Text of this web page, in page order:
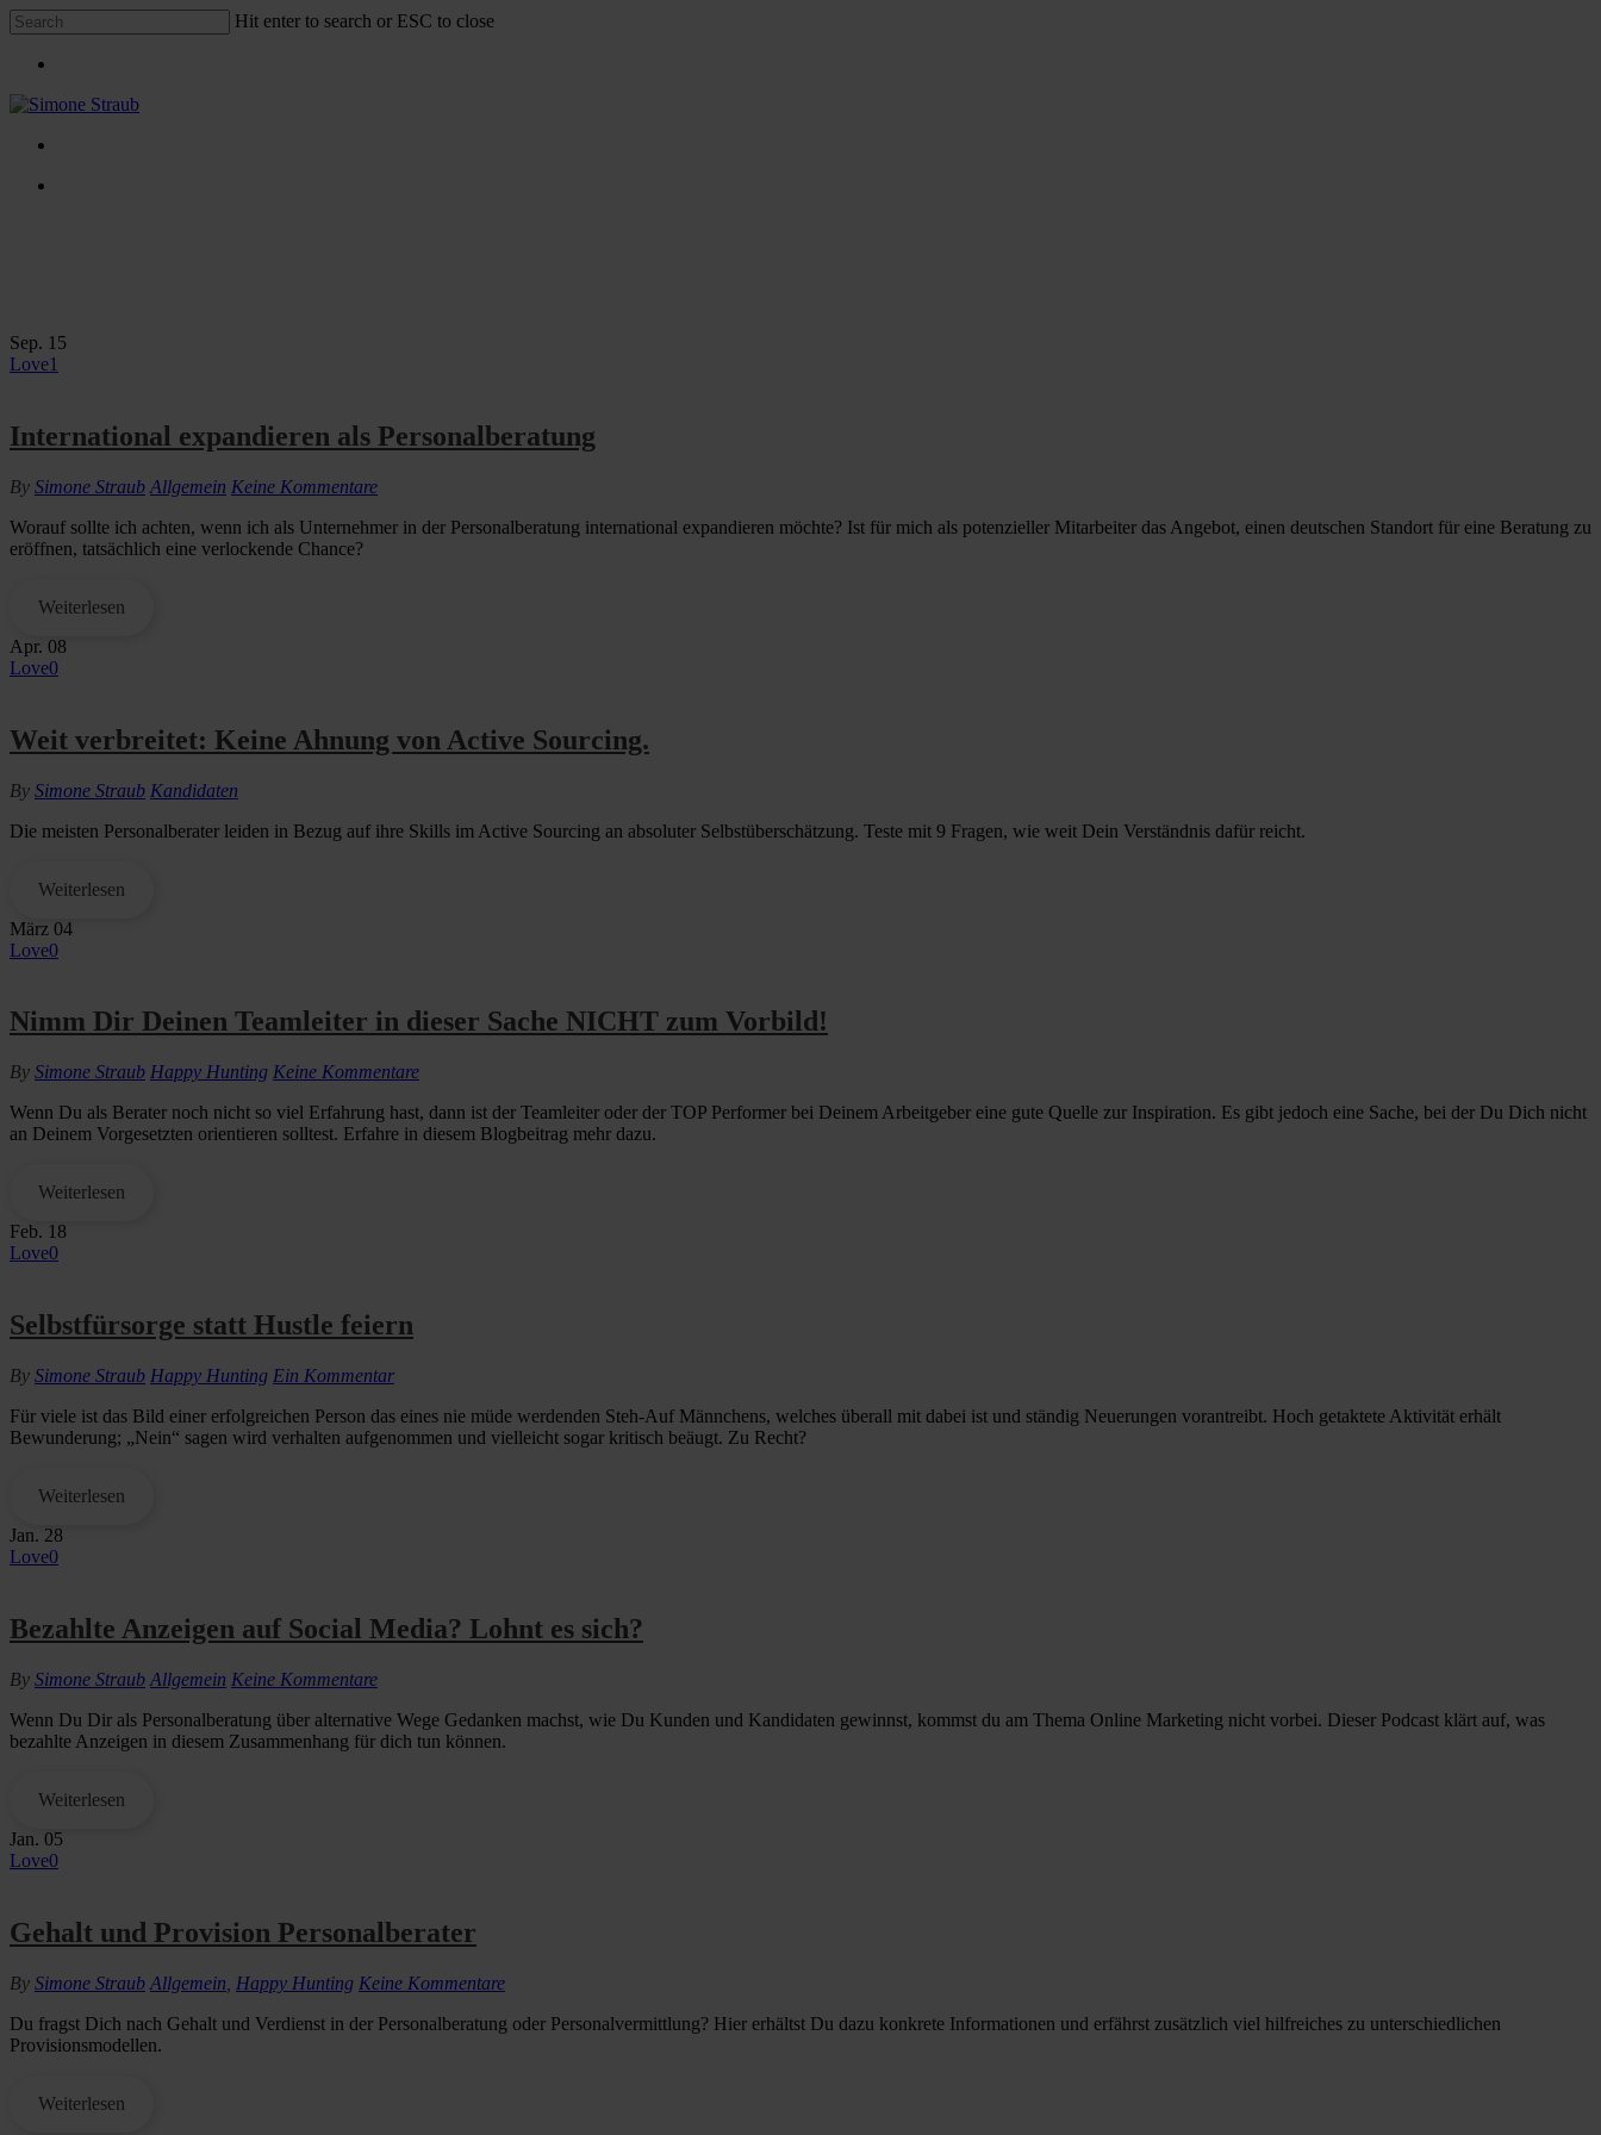
Skip
to
main
Hit enter to search or ESC to close
Search
Menu
Sep. 15
Love1
International expandieren als Personalberatung
By Simone Straub Allgemein Keine Kommentare
Worauf sollte ich achten, wenn ich als Unternehmer in der Personalberatung international expandieren möchte? Ist für mich als potenzieller Mitarbeiter das Angebot, einen deutschen Standort für eine Beratung zu
eröffnen, tatsächlich eine verlockende Chance?
Weiterlesen
Apr. 08
Love0
Weit verbreitet: Keine Ahnung von Active Sourcing.
By Simone Straub Kandidaten
Die meisten Personalberater leiden in Bezug auf ihre Skills im Active Sourcing an absoluter Selbstüberschätzung. Teste mit 9 Fragen, wie weit Dein Verständnis dafür reicht.
Weiterlesen
März 04
Love0
Nimm Dir Deinen Teamleiter in dieser Sache NICHT zum Vorbild!
By Simone Straub Happy Hunting Keine Kommentare
Wenn Du als Berater noch nicht so viel Erfahrung hast, dann ist der Teamleiter oder der TOP Performer bei Deinem Arbeitgeber eine gute Quelle zur Inspiration. Es gibt jedoch eine Sache, bei der Du Dich nicht
an Deinem Vorgesetzten orientieren solltest. Erfahre in diesem Blogbeitrag mehr dazu.
Weiterlesen
Feb. 18
Love0
Selbstfürsorge statt Hustle feiern
By Simone Straub Happy Hunting Ein Kommentar
Für viele ist das Bild einer erfolgreichen Person das eines nie müde werdenden Steh-Auf Männchens, welches überall mit dabei ist und ständig Neuerungen vorantreibt. Hoch getaktete Aktivität erhält
Bewunderung; „Nein“ sagen wird verhalten aufgenommen und vielleicht sogar kritisch beäugt. Zu Recht?
Weiterlesen
Jan. 28
Love0
Bezahlte Anzeigen auf Social Media? Lohnt es sich?
By Simone Straub Allgemein Keine Kommentare
Wenn Du Dir als Personalberatung über alternative Wege Gedanken machst, wie Du Kunden und Kandidaten gewinnst, kommst du am Thema Online Marketing nicht vorbei. Dieser Podcast klärt auf, was
bezahlte Anzeigen in diesem Zusammenhang für dich tun können.
Weiterlesen
Jan. 05
Love0
Gehalt und Provision Personalberater
By Simone Straub Allgemein Happy Hunting Keine Kommentare
Du fragst Dich nach Gehalt und Verdienst in der Personalberatung oder Personalvermittlung? Hier erhältst Du dazu konkrete Informationen und erfährst zusätzlich viel hilfreiches zu unterschiedlichen
Provisionsmodellen.
Weiterlesen